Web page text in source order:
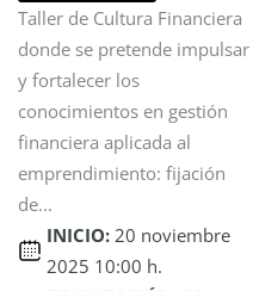
Taller de Cultura Financiera
donde se pretende impulsar
y fortalecer los
conocimientos en gestión
financiera aplicada al
emprendimiento: fijación
de...
INICIO: 20 noviembre
2025 10:00 h.